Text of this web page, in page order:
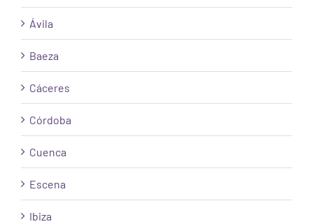
Ávila
Baeza
Cáceres
Córdoba
Cuenca
Escena
Ibiza